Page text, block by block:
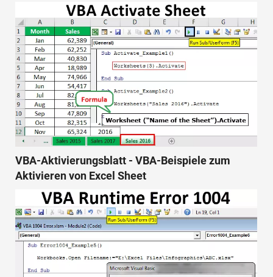
VBA-Aktivierungsblatt - VBA-Beispiele zum
Aktivieren von Excel Sheet